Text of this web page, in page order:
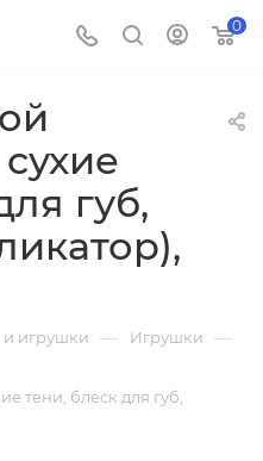
0
губ,
игрушки — Игрушки —
тени, блеск для губ,